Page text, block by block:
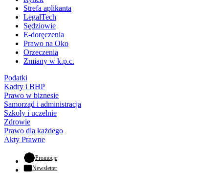
Strefa aplikanta
LegalTech
Sędziowie
E-doręczenia
Prawo na Oko
Orzeczenia
Zmiany w k.p.c.
Podatki
Kadry i BHP
Prawo w biznesie
Samorząd i administracja
Szkoły i uczelnie
Zdrowie
Prawo dla każdego
Akty Prawne
Promocje- otwiera się w nowej karcie
Newsletter